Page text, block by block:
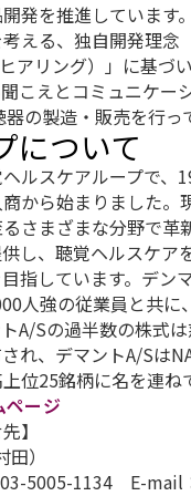
発を推進しています
える、独自開発理念
アリング）」に基づ
こえとコミュニケー
の製造・販売を行っ
について
ルスケアループで、
から始まりました。
さまざまな分野で革
し、聴覚ヘルスケア
指しています。デン
人強の従業員と共に
A/Sの過半数の株式
れ、デマントA/Sは
位25銘柄に名を連ね
ージ
】
）
5005-1134 E-